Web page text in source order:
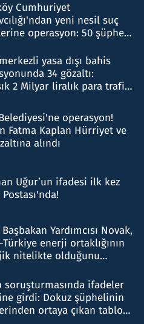
Cumhuriyet
yeni nesil suç
operasyon: 50 şüpheli
yasa dışı bahis
34 gözaltı:
2 Milyar liralık para trafiği
operasyon!
Fatma Kaplan Hürriyet ve
alındı
Uğur’un ifadesi ilk kez
Yardımcısı Novak,
Türkiye enerji ortaklığının
nitelikte olduğunu
soruşturmasında ifadeler
girdi: Dokuz şüphelinin
ortaya çıkan tablo